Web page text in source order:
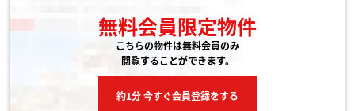
無料会員限定物件
こちらの物件は無料会員のみ
閲覧することができます。
約1分 今すぐ会員登録をする